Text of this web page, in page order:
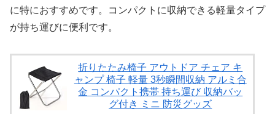
に特におすすめです。コンパクトに収納できる軽量タイプ
が持ち運びに便利です。
折りたたみ椅子 アウトドア チェア キ
ャンプ 椅子 軽量 3秒瞬間収納 アルミ合
金 コンパクト携帯 持ち運び 収納バッ
グ付き ミニ 防災グッズ